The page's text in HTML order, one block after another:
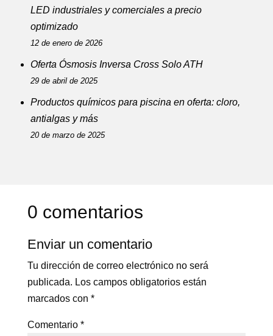
LED industriales y comerciales a precio
optimizado
12 de enero de 2026
Oferta Ósmosis Inversa Cross Solo ATH
29 de abril de 2025
Productos químicos para piscina en oferta: cloro,
antialgas y más
20 de marzo de 2025
0 comentarios
Enviar un comentario
Tu dirección de correo electrónico no será
publicada. Los campos obligatorios están
marcados con *
Comentario *